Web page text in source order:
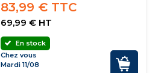
83,99 € TTC
69,99 € HT
En stock
Chez vous
Mardi 11/08